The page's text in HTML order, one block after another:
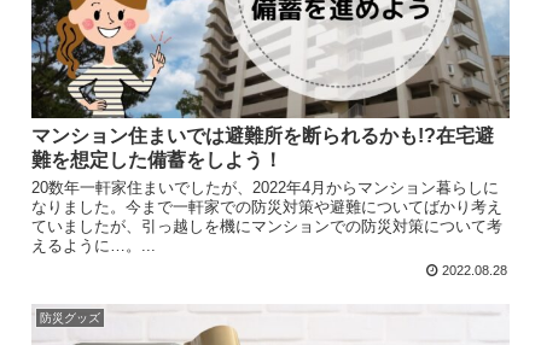
マンション住まいでは避難所を断られるかも!?在宅避
難を想定した備蓄をしよう！
20数年一軒家住まいでしたが、2022年4月からマンション暮らしに
なりました。今まで一軒家での防災対策や避難についてばかり考え
ていましたが、引っ越しを機にマンションでの防災対策について考
えるように…。...
2022.08.28
防災グッズ